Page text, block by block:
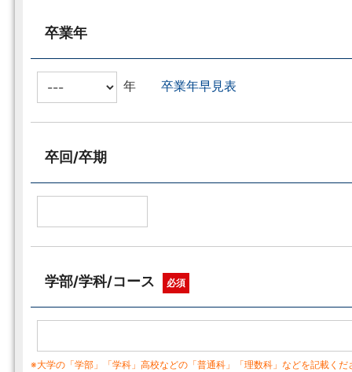
卒業年
年卒業年早見表
卒回/卒期
学部/学科/コース 必須
※大学の「学部」「学科」高校などの「普通科」「理数科」などを記載くだ